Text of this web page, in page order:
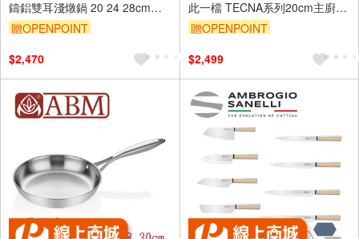
鑄鋁雙耳淺燉鍋 20 24 28cm】
義大利製 鑄鋁鍋 雙耳湯鍋 雙耳
贈OPENPOINT
$2,470
此一檔 TECNA系列20cm主廚刀
+18cm三德刀+11cm番茄刀+磁
贈OPENPOINT
$2,499